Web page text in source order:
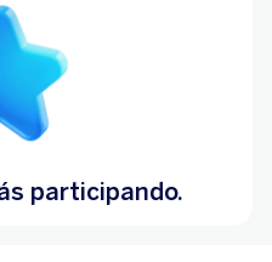
participando.